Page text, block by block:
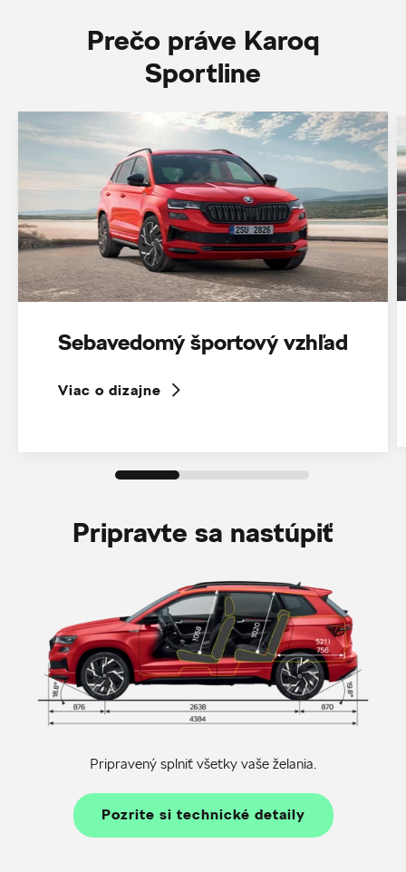
Prečo práve Karoq
Sportline
Sebavedomý športový vzhľad
Viac o dizajne
Pripravte sa nastúpiť
Pripravený splniť všetky vaše želania.
Pozrite si technické detaily